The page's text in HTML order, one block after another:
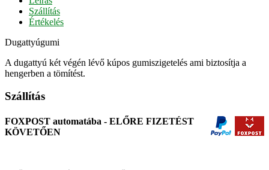
Szállítás
Értékelés
Dugattyúgumi
A dugattyú két végén lévő kúpos gumiszigetelés ami biztosítja a
hengerben a tömítést.
Szállítás
FOXPOST automatába - ELŐRE FIZETÉST
KÖVETŐEN